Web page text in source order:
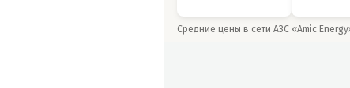
Средние цены в сети АЗС «Amic